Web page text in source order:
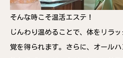
そんな時こそ温活エステ！
じんわり温めることで、体をリラ
覚を得られます。さらに、オール